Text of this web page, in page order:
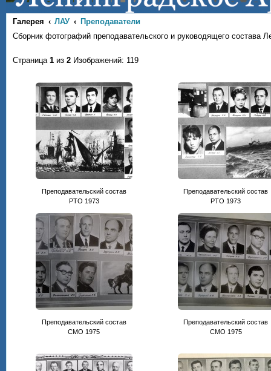
Галерея ЛАУ
Преподаватели
Сборник фотографий преподавательского и руководящего состава
Страница 1 из 2 Изображений: 119
Преподавательский состав
РТО 1973
Преподавательский состав
РТО 1973
Преподавательский состав
CМО 1975
Преподавательский состав
СМО 1975